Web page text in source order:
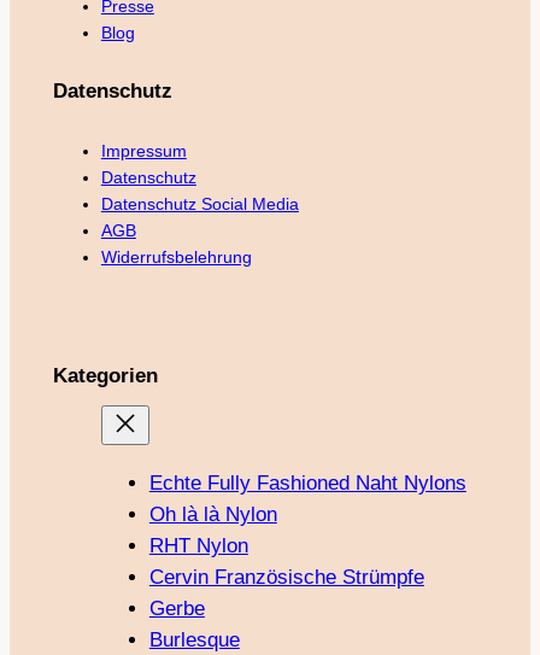
Presse
Blog
Datenschutz
Impressum
Datenschutz
Datenschutz Social Media
AGB
Widerrufsbelehrung
Kategorien
Echte Fully Fashioned Naht Nylons
Oh là là Nylon
RHT Nylon
Cervin Französische Strümpfe
Gerbe
Burlesque